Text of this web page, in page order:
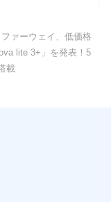
ファーウェイ、低価格
lite 3+」を発表！5
載